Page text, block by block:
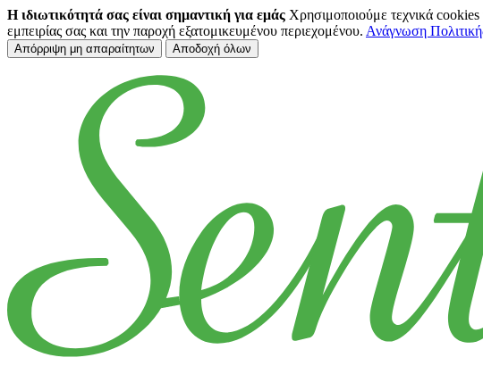
Η ιδιωτικότητά σας είναι σημαντική για εμάς Χρησιμοποιούμε τεχνικά
εμπειρίας σας και την παροχή εξατομικευμένου περιεχομένου. Ανάγνωση
Απόρριψη μη απαραίτητων Αποδοχή όλων